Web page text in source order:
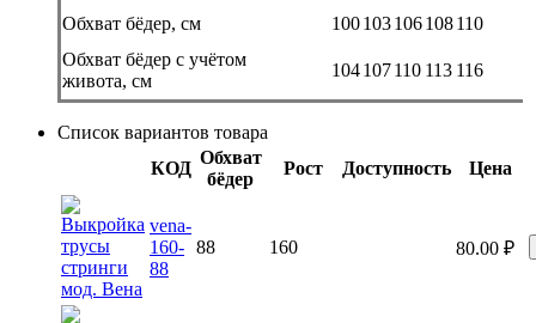
Обхват бёдер, см
100103106108110
Обхват бёдер с учётом
живота, см
104107110 113 116
Список вариантов товара
КОД
Обхват
бёдер
Рост Доступность Цена
vena-
160-
88
88 160 80.00 ₽